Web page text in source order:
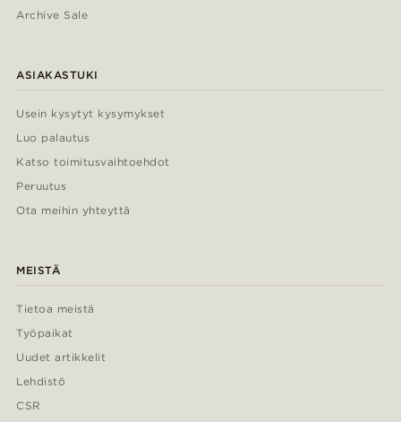
Archive Sale
ASIAKASTUKI
Usein kysytyt kysymykset
Luo palautus
Katso toimitusvaihtoehdot
Peruutus
Ota meihin yhteyttä
MEISTÄ
Tietoa meistä
Työpaikat
Uudet artikkelit
Lehdistö
CSR